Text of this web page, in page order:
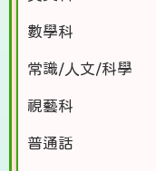
數學科
常識/人文/科學
視藝科
普通話